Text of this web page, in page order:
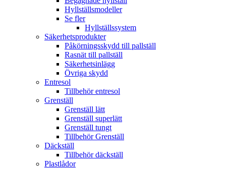
Hyllställsmodeller
Se fler
Hyllställssystem
Säkerhetsprodukter
Påkörningsskydd till pallställ
Rasnät till pallställ
Säkerhetsinlägg
Övriga skydd
Entresol
Tillbehör entresol
Grenställ
Grenställ lätt
Grenställ superlätt
Grenställ tungt
Tillbehör Grenställ
Däckställ
Tillbehör däckställ
Plastlådor